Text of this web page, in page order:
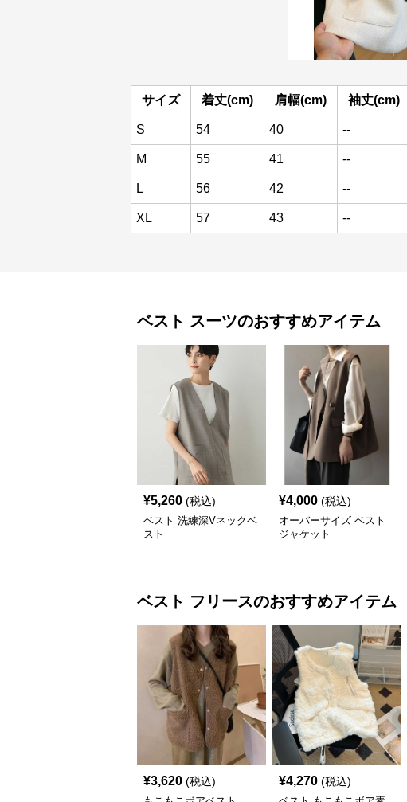
サイズ 着丈(cm) 肩幅(cm) 袖丈(cm)
S 54 40 --
M 55 41 --
L 56 42 --
XL 57 43 --
ベスト スーツのおすすめアイテム
¥5,260 (税込)
ベスト 洗練深Vネックベ
スト
¥4,000 (税込)
オーバーサイズ ベスト
ジャケット
ベスト フリースのおすすめアイテム
¥3,620 (税込) ¥4,270 (税込)